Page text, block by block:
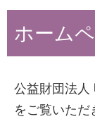
ホーム
公益財団法人
をご覧いただ